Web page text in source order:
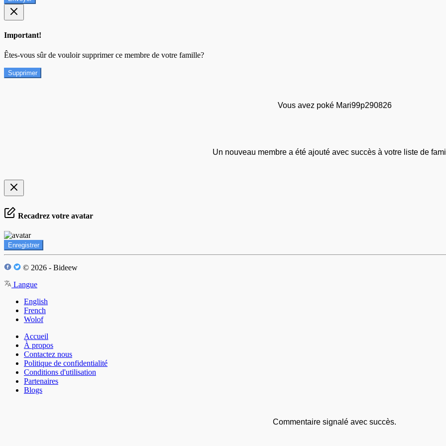
Important!
Êtes-vous sûr de vouloir supprimer ce membre de votre famille?
Supprimer
Vous avez poké Mari99p290826
Un nouveau membre a été ajouté avec succès à votre liste de
Recadrez votre avatar
Enregistrer
© 2026 - Bideew
Langue
English
French
Wolof
Accueil
À propos
Contactez nous
Politique de confidentialité
Conditions d'utilisation
Partenaires
Blogs
Commentaire signalé avec succès.